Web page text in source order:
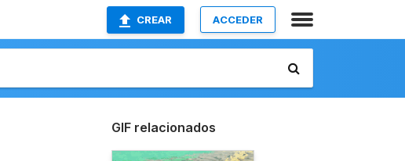
CREAR ACCEDER
GIF relacionados